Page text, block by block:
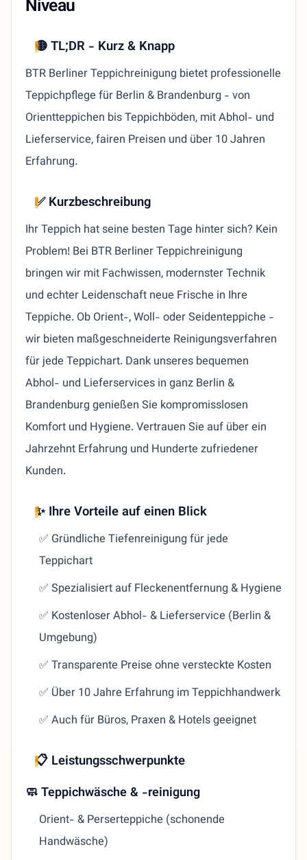
Niveau
🟡 TL;DR - Kurz & Knapp
BTR Berliner Teppichreinigung bietet professionelle
Teppichpflege für Berlin & Brandenburg - von
Orientteppichen bis Teppichböden, mit Abhol- und
Lieferservice, fairen Preisen und über 10 Jahren
Erfahrung.
✅ Kurzbeschreibung
Ihr Teppich hat seine besten Tage hinter sich? Kein
Problem! Bei BTR Berliner Teppichreinigung
bringen wir mit Fachwissen, modernster Technik
und echter Leidenschaft neue Frische in Ihre
Teppiche. Ob Orient-, Woll- oder Seidenteppiche -
wir bieten maßgeschneiderte Reinigungsverfahren
für jede Teppichart. Dank unseres bequemen
Abhol- und Lieferservices in ganz Berlin &
Brandenburg genießen Sie kompromisslosen
Komfort und Hygiene. Vertrauen Sie auf über ein
Jahrzehnt Erfahrung und Hunderte zufriedener
Kunden.
✨ Ihre Vorteile auf einen Blick
✅ Gründliche Tiefenreinigung für jede
Teppichart
✅ Spezialisiert auf Fleckenentfernung & Hygiene
✅ Kostenloser Abhol- & Lieferservice (Berlin &
Umgebung)
✅ Transparente Preise ohne versteckte Kosten
✅ Über 10 Jahre Erfahrung im Teppichhandwerk
✅ Auch für Büros, Praxen & Hotels geeignet
📋 Leistungsschwerpunkte
🧼 Teppichwäsche & -reinigung
Orient- & Perserteppiche (schonende
Handwäsche)